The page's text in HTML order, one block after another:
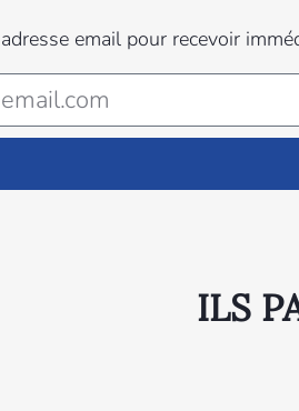
email pour recevoir
ILS